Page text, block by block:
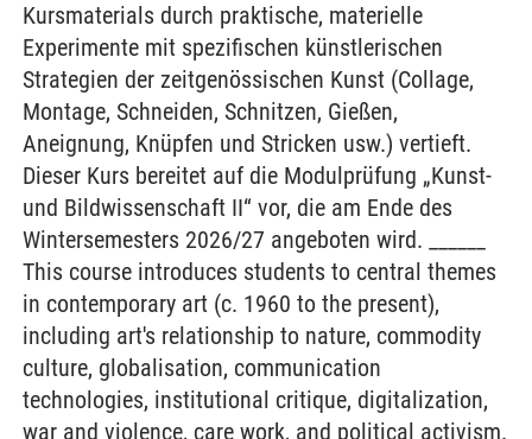
Kursmaterials durch praktische, materielle
Experimente mit spezifischen künstlerischen
Strategien der zeitgenössischen Kunst (Collage,
Montage, Schneiden, Schnitzen, Gießen,
Aneignung, Knüpfen und Stricken usw.) vertieft.
Dieser Kurs bereitet auf die Modulprüfung „Kunst-
und Bildwissenschaft II“ vor, die am Ende des
Wintersemesters 2026/27 angeboten wird. ______
This course introduces students to central themes
in contemporary art (c. 1960 to the present),
including art's relationship to nature, commodity
culture, globalisation, communication
technologies, institutional critique, digitalization,
war and violence, care work, and political activism.